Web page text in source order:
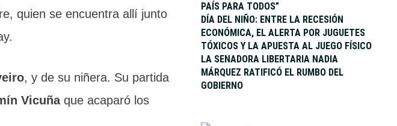
quien se encuentra allí junto
, y de su niñera. Su partida
Vicuñaque acaparó los
PAÍS PARA TODOS”
DÍA DEL NIÑO: ENTRE LA RECESIÓN
ECONÓMICA, EL ALERTA POR JUGUETES
TÓXICOS Y LA APUESTA AL JUEGO FÍSICO
LA SENADORA LIBERTARIA NADIA
MÁRQUEZ RATIFICÓ EL RUMBO DEL
GOBIERNO